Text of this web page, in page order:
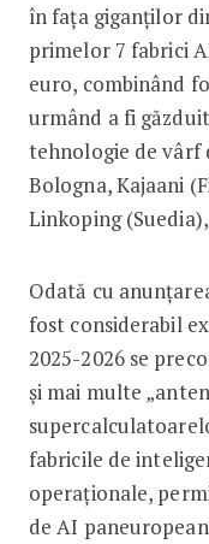
în fața giganților
primelor 7 fabrici
euro, combinând
urmând a fi
tehnologie de vârf
Bologna, Kajaani
Linkoping
Odată cu
fost considerabil
2025-2026 se
și mai multe
fabricile de
operaționale,
de AI